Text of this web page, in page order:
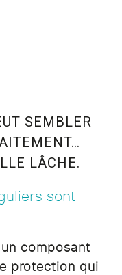
SEMBLER
LÂCHE.
sont
composant
protection qui